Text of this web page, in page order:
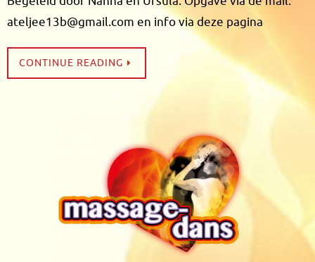
ateljee13b@gmail.com en info via deze pagina
CONTINUE READING